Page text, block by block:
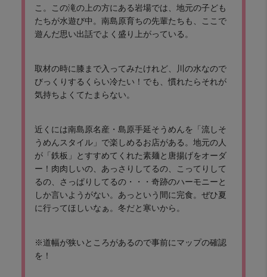
こ。この滝の上の方にある岩場では、地元の子ども
たちが水遊び中。南島原育ちの先輩たちも、ここで
遊んだ思い出話でよく盛り上がっている。
取材の時に膝まで入ってみたけれど、川の水なので
びっくりするくらい冷たい！でも、慣れたらそれが
気持ちよくてたまらない。
近くには南島原名産・島原手延そうめんを「流しそ
うめんスタイル」で楽しめるお店がある。地元の人
が「鉄板」とすすめてくれた素麺と唐揚げをオーダ
ー！肉肉しいの、あっさりしてるの、こってりして
るの、さっぱりしてるの・・・奇跡のハーモニーと
しか言いようがない。あっという間に完食。ぜひ夏
に行ってほしいなぁ。冬だと寒いから。
※道幅が狭いところがあるので事前にマップの確認
を！